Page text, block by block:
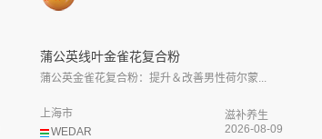
蒲公英线叶金雀花复合粉
蒲公英金雀花复合粉：提升＆改善男性荷尔蒙...
WEDAR
上海市
滋补养生
2026-08-09